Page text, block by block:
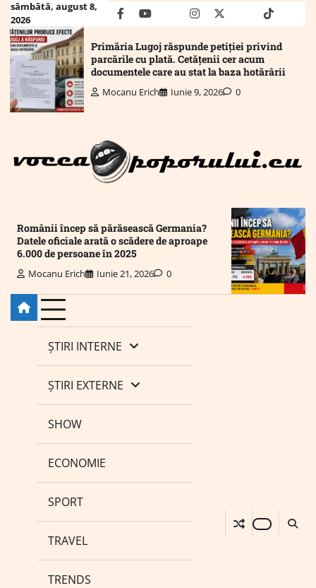
Skip
content
sâmbătă, august 8,
2026
facebookyoutubeMailinstagram
twitter truthtiktok
Primăria Lugoj răspunde petiției privind
parcările cu plată. Cetățenii cer acum
documentele care au stat la baza hotărârii
Mocanu Erich Iunie 9, 2026 0
Românii încep să părăsească Germania?
Datele oficiale arată o scădere de aproape
6.000 de persoane în 2025
Mocanu Erich Iunie 21, 2026 0
ȘTIRI INTERNE
ȘTIRI EXTERNE
SHOW
ECONOMIE
SPORT
TRAVEL
TRENDS